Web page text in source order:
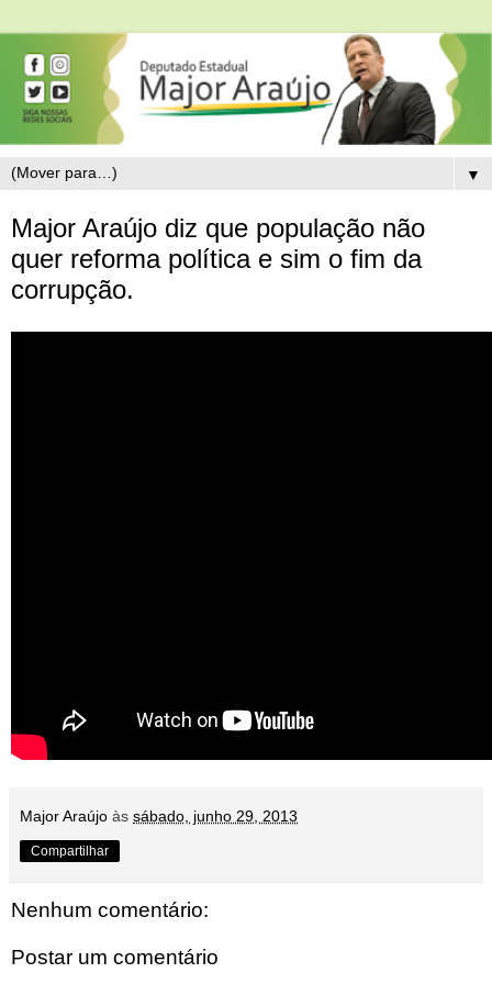
▼
Major Araújo diz que população não
quer reforma política e sim o fim da
corrupção.
Major Araújo às sábado, junho 29, 2013
Compartilhar
Nenhum comentário:
Postar um comentário